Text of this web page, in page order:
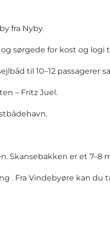
fra Nyby.
sørgede for kost og logi
til 10–12
– Fritz Juel.
Skansebakken er et
. Fra Vindebyøre kan du